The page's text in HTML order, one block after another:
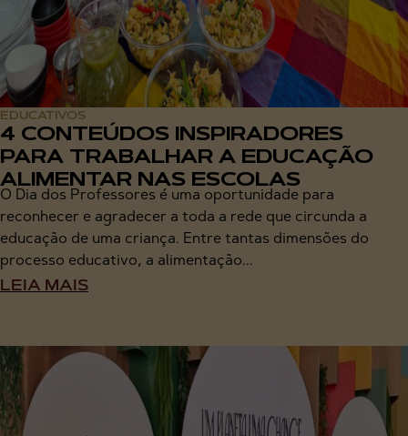
EDUCATIVOS
4 CONTEÚDOS INSPIRADORES
PARA TRABALHAR A EDUCAÇÃO
ALIMENTAR NAS ESCOLAS
O Dia dos Professores é uma oportunidade para
reconhecer e agradecer a toda a rede que circunda a
educação de uma criança. Entre tantas dimensões do
processo educativo, a alimentação...
LEIA MAIS